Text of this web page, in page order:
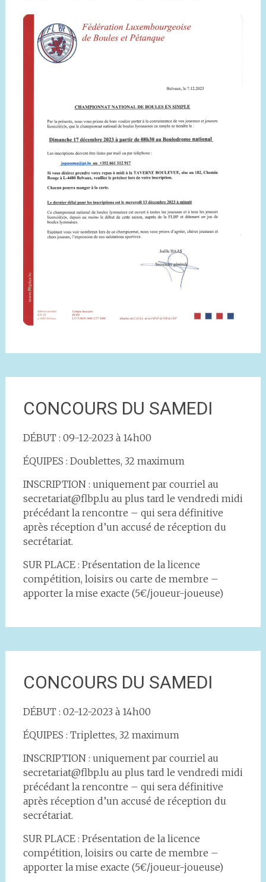
CONCOURS DU SAMEDI
DÉBUT : 09-12-2023 à 14h00
ÉQUIPES : Doublettes, 32 maximum
INSCRIPTION : uniquement par courriel au
secretariat@flbp.lu au plus tard le vendredi midi
précédant la rencontre – qui sera définitive
après réception d’un accusé de réception du
secrétariat.
SUR PLACE : Présentation de la licence
compétition, loisirs ou carte de membre –
apporter la mise exacte (5€/joueur-joueuse)
CONCOURS DU SAMEDI
DÉBUT : 02-12-2023 à 14h00
ÉQUIPES : Triplettes, 32 maximum
INSCRIPTION : uniquement par courriel au
secretariat@flbp.lu au plus tard le vendredi midi
précédant la rencontre – qui sera définitive
après réception d’un accusé de réception du
secrétariat.
SUR PLACE : Présentation de la licence
compétition, loisirs ou carte de membre –
apporter la mise exacte (5€/joueur-joueuse)